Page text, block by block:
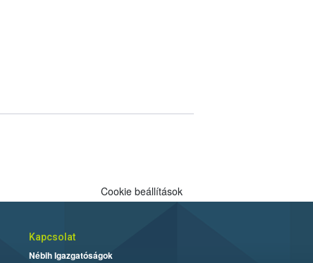
Cookie beállítások
Kapcsolat
Nébih Igazgatóságok